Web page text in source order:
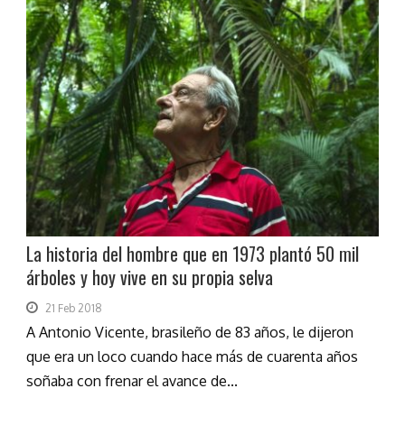
La historia del hombre que en 1973 plantó 50 mil
árboles y hoy vive en su propia selva
21 Feb 2018
A Antonio Vicente, brasileño de 83 años, le dijeron
que era un loco cuando hace más de cuarenta años
soñaba con frenar el avance de...